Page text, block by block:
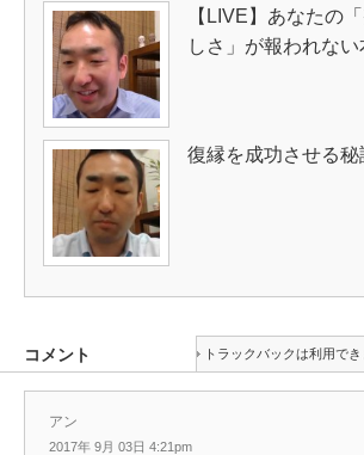
【LIVE】あなたの
しさ」が報われな
復縁を成功させる秘
コメント トラックバックは利用でき
アン
2017年 9月 03日 4:21pm